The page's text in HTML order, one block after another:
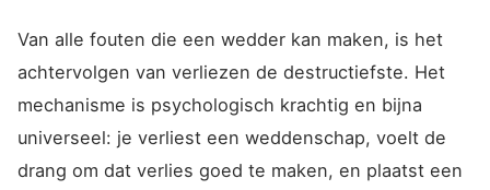
Van alle fouten die een wedder kan maken, is het
achtervolgen van verliezen de destructiefste. Het
mechanisme is psychologisch krachtig en bijna
universeel: je verliest een weddenschap, voelt de
drang om dat verlies goed te maken, en plaatst een